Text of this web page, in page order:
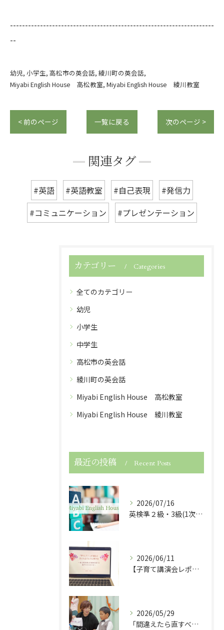
--------------------------------------------------------------------
--
幼児 小学生 高松市の英会話 綾川町の英会話
Miyabi English House 高松教室 Miyabi English House 綾川教室
< 前のページ 一覧に戻る 次のページ >
関連タグ
#英語 #英語教室 #自己表現
#発信力
#コミュニケーション
#プレゼンテーション
カテゴリー Categories
全てのカテゴリー
幼児
小学生
中学生
高松市の英会話
綾川町の英会話
Miyabi English House 高松教室
Miyabi English House 綾川教室
最近の投稿 Recent Posts
2026/07/16
英検準２級・3級(1次試験)・５級に合格しました！
2026/06/11
【子育て講演会レポート】「早くして！」が減ると子どもは伸びる！
2026/05/29
「間違えたら直すべき？」子どもの英語力を伸ばす関わり方